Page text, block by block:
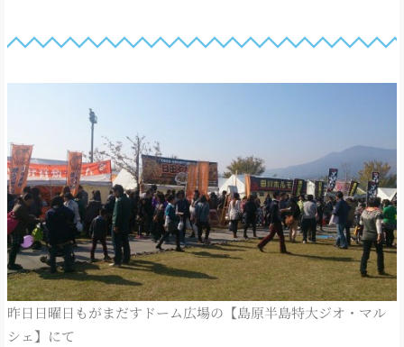
昨日日曜日もがまだすドーム広場の【島原半島特大ジオ・マル
シェ】にて